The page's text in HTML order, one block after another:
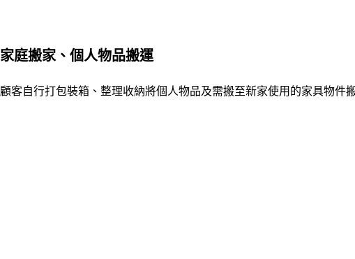
家庭搬家、個人物品搬運
顧客自行打包裝箱、整理收納將個人物品及需搬至新家使用的家具物